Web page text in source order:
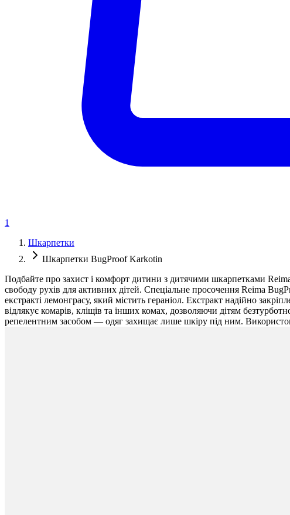
1
Шкарпетки
Шкарпетки BugProof Karkotin
Подбайте про захист і комфорт дитини з дитячими шкарпетками
свободу рухів для активних дітей. Спеціальне просочення Reima
екстракті лемонграсу, який містить гераніол. Екстракт надійно
відлякує комарів, кліщів та інших комах, дозволяючи дітям
репелентним засобом — одяг захищає лише шкіру під ним.